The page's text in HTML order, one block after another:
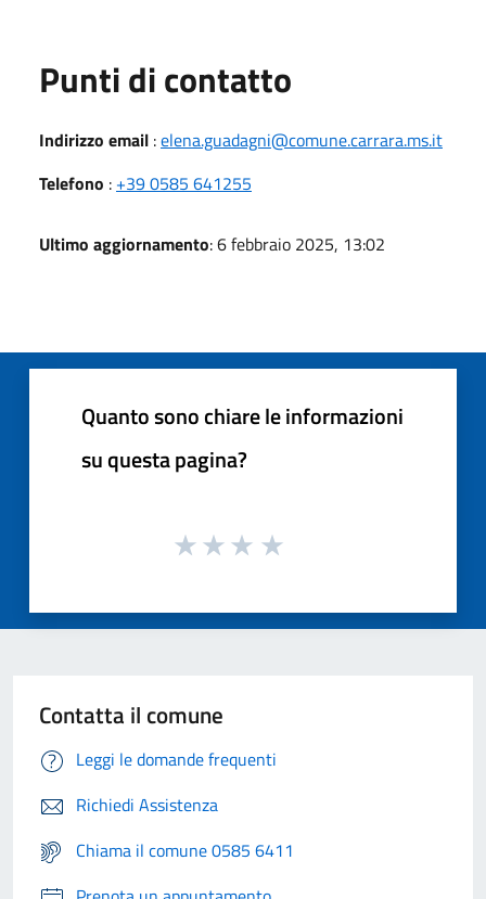
Punti di contatto
Indirizzo email :elena.guadagni@comune.carrara.ms.it
Telefono : +39 0585 641255
Ultimo aggiornamento: 6 febbraio 2025, 13:02
Quanto sono chiare le informazioni
su questa pagina?
Contatta il comune
Leggi le domande frequenti
Richiedi Assistenza
Chiama il comune 0585 6411